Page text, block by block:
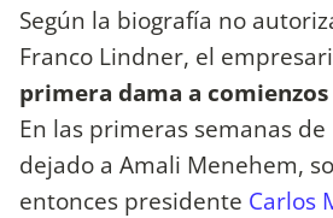
Según la biografía no
Franco Lindner, el
primera dama a comienzos
En las primeras semanas de
dejado a Amali Menehem,
entonces presidente Carlos